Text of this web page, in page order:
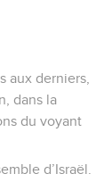
aux derniers,
dans la
du voyant
d’Israël.